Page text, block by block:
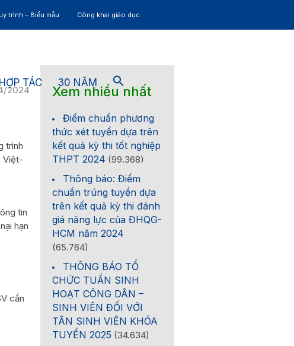
trình – Biểu mẫu Công khai giáo dục
HỢP TÁC 30 NĂM
2024
trình
Việt-
tin
hạn
cần
Xem nhiều nhất
Điểm chuẩn phương
thức xét tuyển dựa trên
kết quả kỳ thi tốt nghiệp
THPT 2024 (99.368)
Thông báo: Điểm
chuẩn trúng tuyển dựa
trên kết quả kỳ thi đánh
giá năng lực của ĐHQG-
HCM năm 2024
(65.764)
THÔNG BÁO TỔ
CHỨC TUẦN SINH
HOẠT CÔNG DÂN –
SINH VIÊN ĐỐI VỚI
TÂN SINH VIÊN KHÓA
TUYỂN 2025 (34.634)